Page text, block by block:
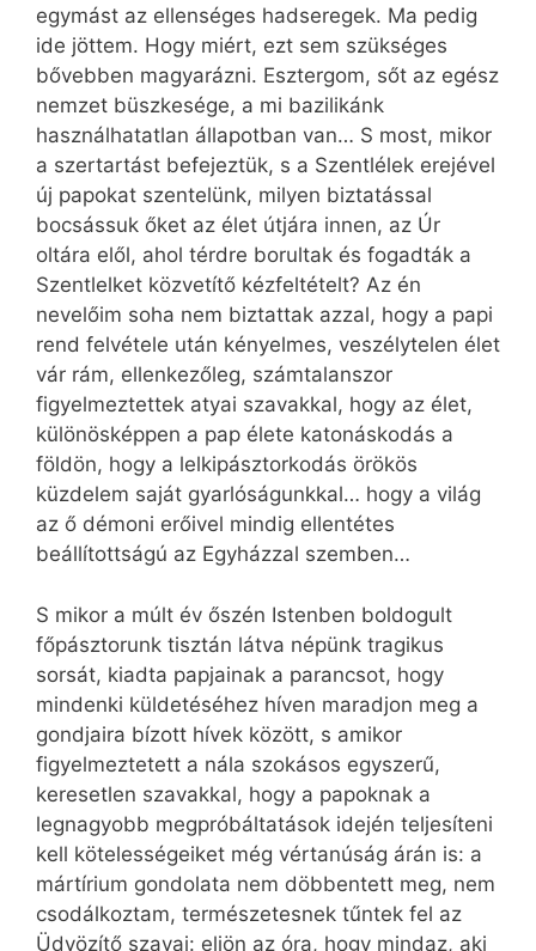
egymást az ellenséges hadseregek. Ma pedig
ide jöttem. Hogy miért, ezt sem szükséges
bővebben magyarázni. Esztergom, sőt az egész
nemzet büszkesége, a mi bazilikánk
használhatatlan állapotban van… S most, mikor
a szertartást befejeztük, s a Szentlélek erejével
új papokat szentelünk, milyen biztatással
bocsássuk őket az élet útjára innen, az Úr
oltára elől, ahol térdre borultak és fogadták a
Szentlelket közvetítő kézfeltételt? Az én
nevelőim soha nem biztattak azzal, hogy a papi
rend felvétele után kényelmes, veszélytelen élet
vár rám, ellenkezőleg, számtalanszor
figyelmeztettek atyai szavakkal, hogy az élet,
különösképpen a pap élete katonáskodás a
földön, hogy a lelkipásztorkodás örökös
küzdelem saját gyarlóságunkkal… hogy a világ
az ő démoni erőivel mindig ellentétes
beállítottságú az Egyházzal szemben…
S mikor a múlt év őszén Istenben boldogult
főpásztorunk tisztán látva népünk tragikus
sorsát, kiadta papjainak a parancsot, hogy
mindenki küldetéséhez híven maradjon meg a
gondjaira bízott hívek között, s amikor
figyelmeztetett a nála szokásos egyszerű,
keresetlen szavakkal, hogy a papoknak a
legnagyobb megpróbáltatások idején teljesíteni
kell kötelességeiket még vértanúság árán is: a
mártírium gondolata nem döbbentett meg, nem
csodálkoztam, természetesnek tűntek fel az
Üdvözítő szavai: eljön az óra, hogy mindaz, aki